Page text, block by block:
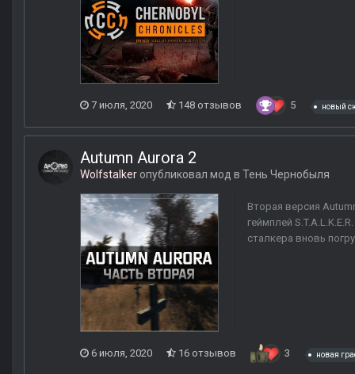
7 июля, 2020 148 отзывов 5 новый
Autumn Aurora 2
Wolfstalker опубликовал мод в Тень Чернобыля
Вторая версия
геймплей
сталкера вновь
6 июля, 2020 16 отзывов 3 новая